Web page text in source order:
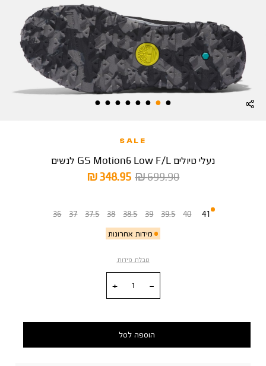
SALE
נעלי טיולים GS Motion6 Low F/L לנשים
מחיר
348.95 ₪
מחיר
699.90 ₪
36 37 37.5 38 38.5 39 39.5 40 41
מידות אחרונות
טבלת מידות
הוספה לסל